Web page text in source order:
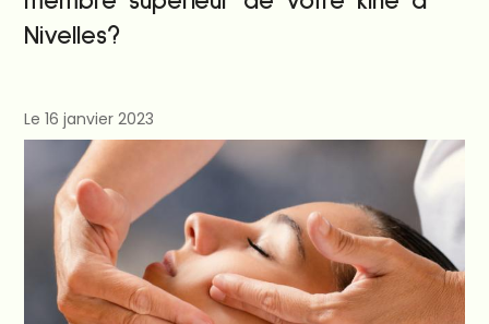
Nivelles?
Le 16 janvier 2023